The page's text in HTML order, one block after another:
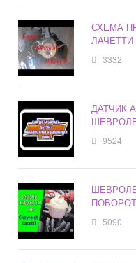
СХЕМА
3332
ДАТЧИК
9524
5090